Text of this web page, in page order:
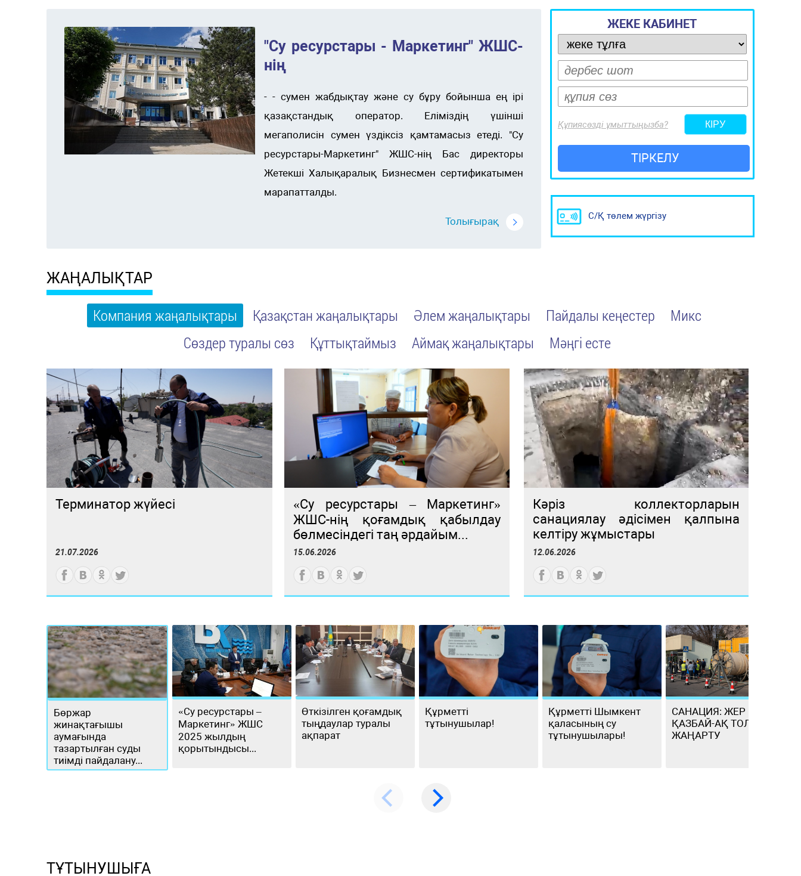
"Су ресурстары - Маркетинг" ЖШС-
нің
- - сумен жабдықтау және су бұру бойынша ең ірі
қазақстандық оператор. Еліміздің үшінші
мегаполисін сумен үздіксіз қамтамасыз етеді. "Су
ресурстары-Маркетинг" ЖШС-нің Бас директоры
Жетекші Халықаралық Бизнесмен сертификатымен
марапатталды.
Толығырақ
ЖЕКЕ КАБИНЕТ
Құпиясөзді ұмыттыңызба?
ТІРКЕЛУ
С/Қ төлем жүргізу
ЖАҢАЛЫҚТАР
Компания жаңалықтары Қазақстан жаңалықтары Әлем жаңалықтары Пайдалы кеңестер
Микс
Сөздер туралы сөз
Құттықтаймыз Аймақ жаңалықтары Мәңгі есте
Терминатор жүйесі
21.07.2026
«Су ресурстары – Маркетинг»
ЖШС-нің қоғамдық қабылдау
бөлмесіндегі таң әрдайым...
15.06.2026
Кәріз коллекторларын
санациялау әдісімен қалпына
келтіру жұмыстары
12.06.2026
Бөржар
жинақтағышы
аумағында
тазартылған суды
тиімді пайдалану...
«Су ресурстары –
Маркетинг» ЖШС
2025 жылдың
қорытындысы...
Өткізілген қоғамдық
тыңдаулар туралы
ақпарат
Құрметті
тұтынушылар!
Құрметті Шымкент
қаласының су
тұтынушылары!
САНАЦИЯ: ЖЕР
ҚАЗБАЙ-АҚ ТОЛЫҚ
ЖАҢАРТУ
ТҰТЫНУШЫҒА